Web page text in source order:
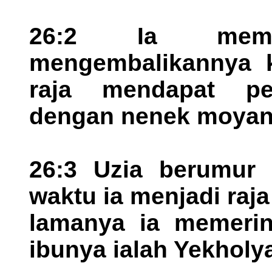
26:2 Ia
mengembalikannya
raja mendapat
dengan nenek
26:3 Uzia
waktu ia menjadi
lamanya ia
ibunya ialah